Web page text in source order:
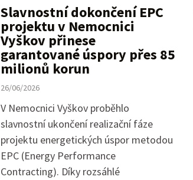
Slavnostní dokončení EPC
projektu v Nemocnici
Vyškov přinese
garantované úspory přes 85
milionů korun
26/06/2026
V Nemocnici Vyškov proběhlo
slavnostní ukončení realizační fáze
projektu energetických úspor metodou
EPC (Energy Performance
Contracting). Díky rozsáhlé